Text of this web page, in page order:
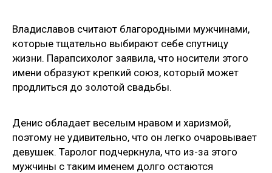
Владиславов считают благородными мужчинами,
которые тщательно выбирают себе спутницу
жизни. Парапсихолог заявила, что носители этого
имени образуют крепкий союз, который может
продлиться до золотой свадьбы.
Денис обладает веселым нравом и харизмой,
поэтому не удивительно, что он легко очаровывает
девушек. Таролог подчеркнула, что из-за этого
мужчины с таким именем долго остаются